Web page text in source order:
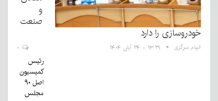
و
صنعت
خودروسازی را دارد
الهام سرگزی ۱۳:۲۹ - ۲۴ آبان ۱۴۰۴
رئیس
کمیسیون
اصل ۹۰
مجلس